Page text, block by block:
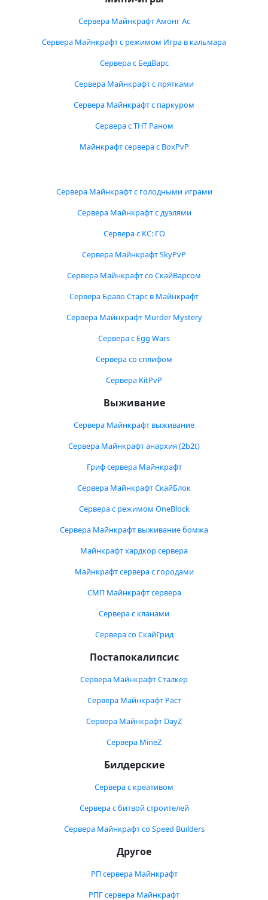
Сервера Майнкрафт Амонг Ас
Сервера Майнкрафт с режимом Игра в кальмара
Сервера с БедВарс
Сервера Майнкрафт с прятками
Сервера Майнкрафт с паркуром
Сервера с ТНТ Раном
Майнкрафт сервера с BoxPvP
Сервера Майнкрафт с голодными играми
Сервера Майнкрафт с дуэлями
Сервера с КС: ГО
Сервера Майнкрафт SkyPvP
Сервера Майнкрафт со СкайВарсом
Сервера Браво Старс в Майнкрафт
Сервера Майнкрафт Murder Mystery
Сервера с Egg Wars
Сервера со сплифом
Сервера KitPvP
Выживание
Сервера Майнкрафт выживание
Сервера Майнкрафт анархия (2b2t)
Гриф сервера Майнкрафт
Сервера Майнкрафт СкайБлок
Сервера с режимом OneBlock
Сервера Майнкрафт выживание бомжа
Майнкрафт хардкор сервера
Майнкрафт сервера с городами
СМП Майнкрафт сервера
Сервера с кланами
Сервера со СкайГрид
Постапокалипсис
Сервера Майнкрафт Сталкер
Сервера Майнкрафт Раст
Сервера Майнкрафт DayZ
Сервера MineZ
Билдерские
Сервера с креативом
Сервера с битвой строителей
Сервера Майнкрафт со Speed Builders
Другое
РП сервера Майнкрафт
РПГ сервера Майнкрафт